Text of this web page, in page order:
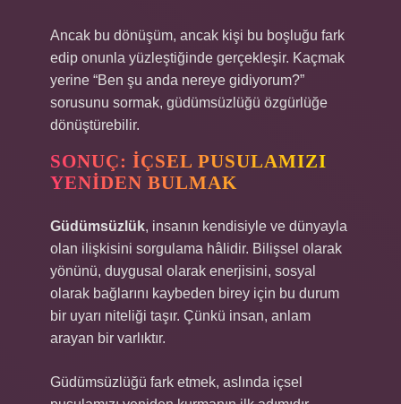
Ancak bu dönüşüm, ancak kişi bu boşluğu fark
edip onunla yüzleştiğinde gerçekleşir. Kaçmak
yerine “Ben şu anda nereye gidiyorum?”
sorusunu sormak, güdümsüzlüğü özgürlüğe
dönüştürebilir.
SONUÇ: İÇSEL PUSULAMIZI
YENIDEN BULMAK
Güdümsüzlük, insanın kendisiyle ve dünyayla
olan ilişkisini sorgulama hâlidir. Bilişsel olarak
yönünü, duygusal olarak enerjisini, sosyal
olarak bağlarını kaybeden birey için bu durum
bir uyarı niteliği taşır. Çünkü insan, anlam
arayan bir varlıktır.
Güdümsüzlüğü fark etmek, aslında içsel